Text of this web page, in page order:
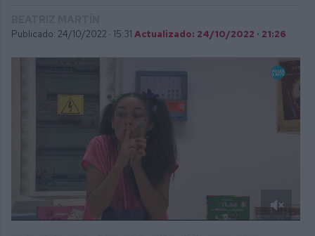
Publicado: 24/10/2022 · 15:31 Actualizado: 24/10/2022 · 21:26